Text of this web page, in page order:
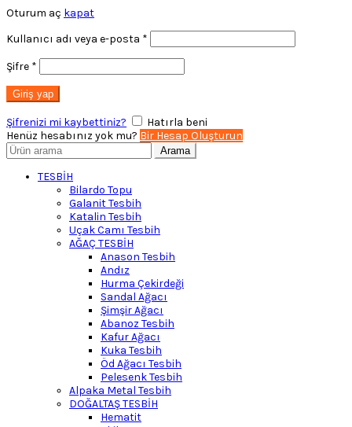
Oturum aç kapat
Kullanıcı adı veya e-posta *
Şifre *
Giriş yap
Şifrenizi mi kaybettiniz?
Hatırla beni
Henüz hesabınız yok mu? Bir Hesap Oluşturun
Arayın:
Arama
TESBİH
Bilardo Topu
Galanit Tesbih
Katalin Tesbih
Uçak Camı Tesbih
AĞAÇ TESBİH
Anason Tesbih
Andız
Hurma Çekirdeği
Sandal Ağacı
Şimşir Ağacı
Abanoz Tesbih
Kafur Ağacı
Kuka Tesbih
Öd Ağacı Tesbih
Pelesenk Tesbih
Alpaka Metal Tesbih
DOĞALTAŞ TESBİH
Hematit